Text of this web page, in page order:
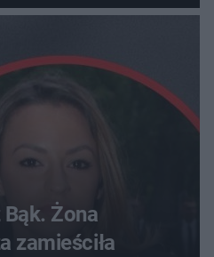
Żona
zamieściła